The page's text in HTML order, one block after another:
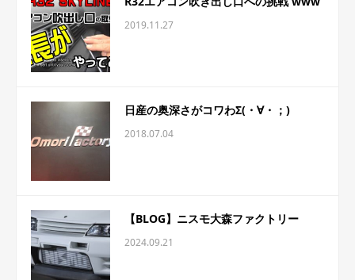
2019.11.27
日産の奥深さがコワわΣ(・∀・；)
2018.07.04
【BLOG】ニスモ大森ファクトリー
2024.09.21